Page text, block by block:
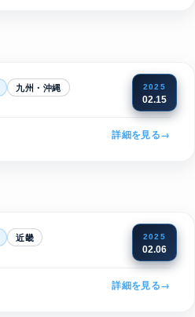
2025
02.15
九州・沖縄
詳細を見る→
2025
02.06
近畿
詳細を見る→